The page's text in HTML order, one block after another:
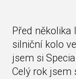
Před
silniční kolo
jsem si
Celý rok jsem